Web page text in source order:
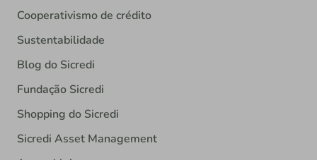
Cooperativismo de crédito
Sustentabilidade
Blog do Sicredi
Fundação Sicredi
Shopping do Sicredi
Sicredi Asset Management